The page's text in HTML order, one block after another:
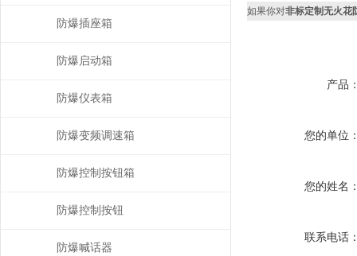
如果你对非标定制无火花
产品
您的单位
您的姓名
联系电话
防爆插座箱
防爆启动箱
防爆仪表箱
防爆变频调速箱
防爆控制按钮箱
防爆控制按钮
防爆喊话器